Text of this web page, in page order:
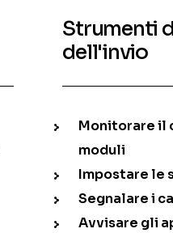
Strumenti
dell'invio
Monitorare il
moduli
Impostare le
Segnalare i
Avvisare gli